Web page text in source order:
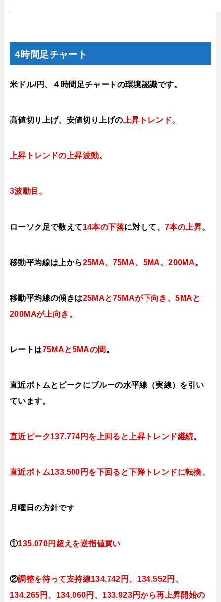
4時間足チャート
米ドル/円、４時間足チャートの環境認識です。
高値切り上げ、安値切り上げの上昇トレンド。
上昇トレンドの上昇波動。
3波動目。
ローソク足で数えて14本の下落に対して、7本の上昇。
移動平均線は上から25MA、75MA、5MA、200MA。
移動平均線の傾きは25MAと75MAが下向き、5MAと
200MAが上向き 。
レートは75MAと5MAの間 。
直近ボトムとピークにブルーの水平線（実線）を引い
ています。
直近ピーク137.774円を上回ると上昇トレンド継続。
直近ボトム133.500円を下回ると下降トレンドに転換。
月曜日の方針です
①135.070円超えを逆指値買い
②調整を待って支持線134.742円、134.552円、
134.265円、134.060円、133.923円から再上昇開始の